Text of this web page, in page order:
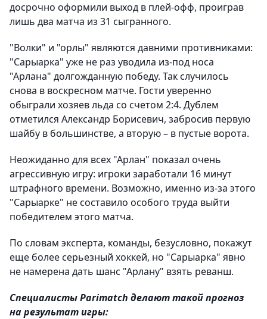
досрочно оформили выход в плей-офф, проиграв
лишь два матча из 31 сыгранного.
"Волки" и "орлы" являются давними противниками:
"Сарыарка" уже не раз уводила из-под носа
"Арлана" долгожданную победу. Так случилось
снова в воскресном матче. Гости уверенно
обыграли хозяев льда со счетом 2:4. Дублем
отметился Александр Борисевич, забросив первую
шайбу в большинстве, а вторую – в пустые ворота.
Неожиданно для всех "Арлан" показал очень
агрессивную игру: игроки заработали 16 минут
штрафного времени. Возможно, именно из-за этого
"Сарыарке" не составило особого труда выйти
победителем этого матча.
По словам эксперта, команды, безусловно, покажут
еще более серьезный хоккей, но "Сарыарка" явно
не намерена дать шанс "Арлану" взять реванш.
Специалисты Parimatch делают такой прогноз
на результат игры: